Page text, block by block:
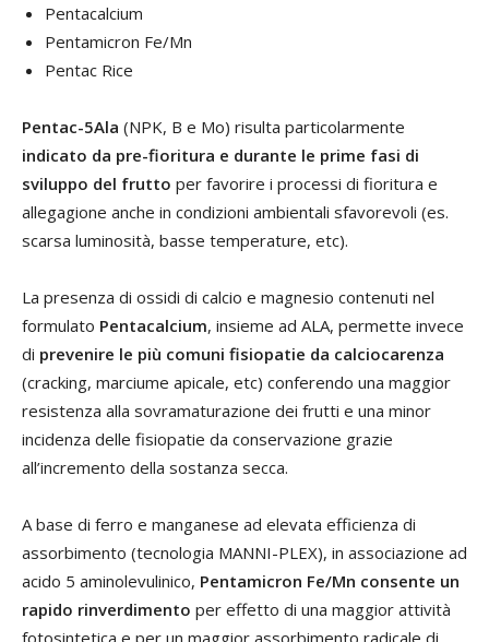
Pentacalcium
Pentamicron Fe/Mn
Pentac Rice
Pentac-5Ala (NPK, B e Mo) risulta particolarmente
indicato da pre-fioritura e durante le prime fasi di
sviluppo del frutto per favorire i processi di fioritura e
allegagione anche in condizioni ambientali sfavorevoli (es.
scarsa luminosità, basse temperature, etc).
La presenza di ossidi di calcio e magnesio contenuti nel
formulato Pentacalcium, insieme ad ALA, permette invece
di prevenire le più comuni fisiopatie da calciocarenza
(cracking, marciume apicale, etc) conferendo una maggior
resistenza alla sovramaturazione dei frutti e una minor
incidenza delle fisiopatie da conservazione grazie
all’incremento della sostanza secca.
A base di ferro e manganese ad elevata efficienza di
assorbimento (tecnologia MANNI-PLEX), in associazione ad
acido 5 aminolevulinico, Pentamicron Fe/Mn consente un
rapido rinverdimento per effetto di una maggior attività
fotosintetica e per un maggior assorbimento radicale di